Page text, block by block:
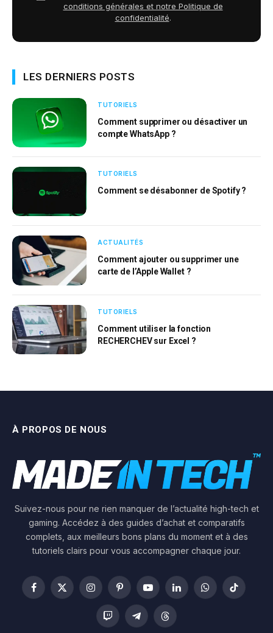
conditions générales et notre Politique de
confidentialité.
LES DERNIERS POSTS
TUTORIELS
Comment supprimer ou désactiver un
compte WhatsApp ?
TUTORIELS
Comment se désabonner de Spotify ?
ACTUALITÉS
Comment ajouter ou supprimer une
carte de l’Apple Wallet ?
TUTORIELS
Comment utiliser la fonction
RECHERCHEV sur Excel ?
À PROPOS DE NOUS
Suivez-nous pour ne rien manquer de l’actualité high-tech et
gaming. Accédez à des guides d’achat et comparatifs
complets, aux meilleurs bons plans du moment et à des
tutoriels clairs pour vous accompagner chaque jour.
Facebook
X
InstagramPinterestYouTubeLinkedInWhatsAppTikTok
Twitch TelegramThreads